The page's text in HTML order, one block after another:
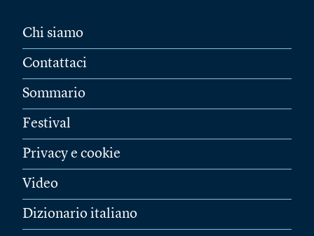
Chi siamo
Contattaci
Sommario
Festival
Privacy e cookie
Video
Dizionario italiano